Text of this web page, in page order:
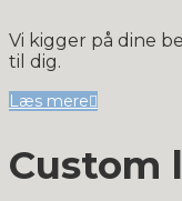
Vi kigger på dine
til dig.
Læs mere
Custom